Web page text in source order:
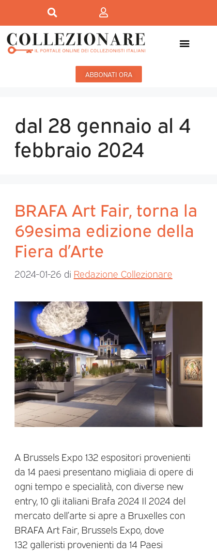
ABBONATI ORA
dal 28 gennaio al 4
febbraio 2024
BRAFA Art Fair, torna la
69esima edizione della
Fiera d’Arte
2024-01-26 di Redazione Collezionare
A Brussels Expo 132 espositori provenienti
da 14 paesi presentano migliaia di opere di
ogni tempo e specialità, con diverse new
entry, 10 gli italiani Brafa 2024 Il 2024 del
mercato dell’arte si apre a Bruxelles con
BRAFA Art Fair, Brussels Expo, dove
132 galleristi provenienti da 14 Paesi